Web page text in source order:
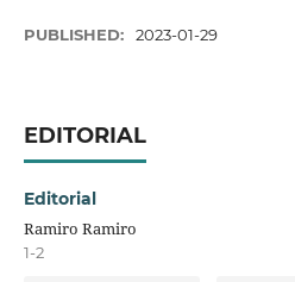
PUBLISHED: 2023-01-29
EDITORIAL
Editorial
Ramiro Ramiro
1-2